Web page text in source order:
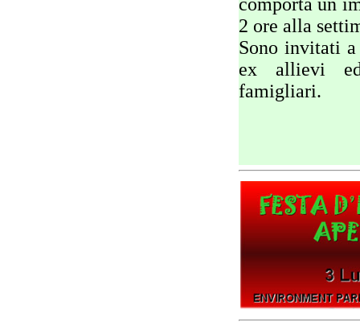
2 ore alla
Sono invitati
ex allievi
famigliari.